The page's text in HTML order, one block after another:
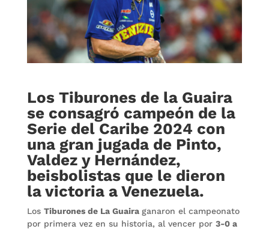
Los Tiburones de la Guaira
se consagró campeón de la
Serie del Caribe 2024 con
una gran jugada de Pinto,
Valdez y Hernández,
beisbolistas que le dieron
la victoria a Venezuela.
Los Tiburones de La Guaira ganaron el campeonato
por primera vez en su historia, al vencer por 3-0 a